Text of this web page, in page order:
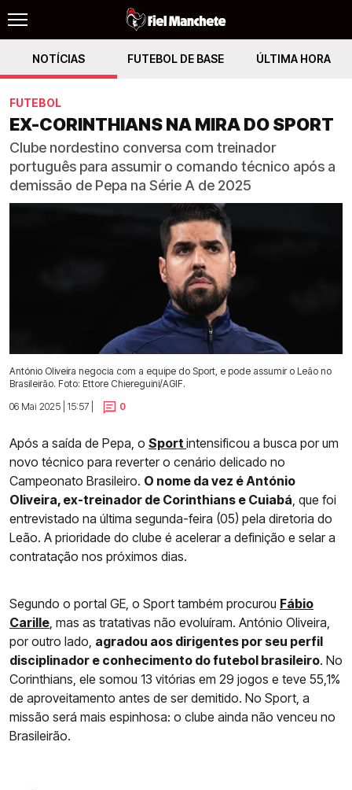
NOTÍCIAS FUTEBOL DE BASE ÚLTIMA HORA
FUTEBOL
EX-CORINTHIANS NA MIRA DO SPORT
Clube nordestino conversa com treinador
português para assumir o comando técnico após a
demissão de Pepa na Série A de 2025
António Oliveira negocia com a equipe do Sport, e pode assumir o Leão no
Brasileirão. Foto: Ettore Chiereguini/AGIF.
06 Mai 2025 | 15:57 |
0
Após a saída de Pepa, o Sport intensificou a busca por um
novo técnico para reverter o cenário delicado no
Campeonato Brasileiro. O nome da vez é António
Oliveira, ex-treinador de Corinthians e Cuiabá , que foi
entrevistado na última segunda-feira (05) pela diretoria do
Leão. A prioridade do clube é acelerar a definição e selar a
contratação nos próximos dias.
Segundo o portal GE, o Sport também procurou Fábio
Carille , mas as tratativas não evoluíram. António Oliveira,
por outro lado, agradou aos dirigentes por seu perfil
disciplinador e conhecimento do futebol brasileiro. No
Corinthians, ele somou 13 vitórias em 29 jogos e teve 55,1%
de aproveitamento antes de ser demitido. No Sport, a
missão será mais espinhosa: o clube ainda não venceu no
Brasileirão.